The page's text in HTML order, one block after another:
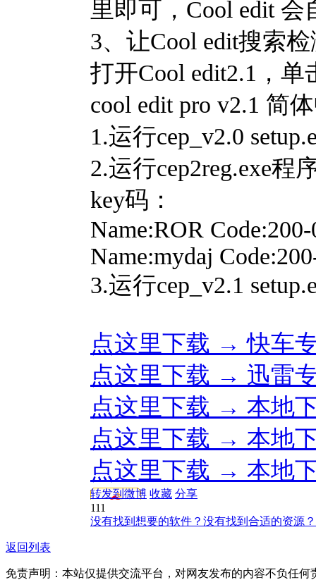
里即可，Cool edit
3、让Cool edit搜索
打开Cool edit2.1，单
cool edit pro v2.1 简
1.运行cep_v2.0
2.运行cep2reg.exe程
key码：
Name:ROR
Name:mydaj
3.运行cep_v2.1
点这里下载 → 快车
点这里下载 → 迅雷
点这里下载 → 本地
点这里下载 → 本地
点这里下载 → 本地
转发到微博 收藏 分享
111
没有找到想要的软件？没有找到合适的资源
返回列表
免责声明：本站仅提供交流平台，对网友发布的内容不负任